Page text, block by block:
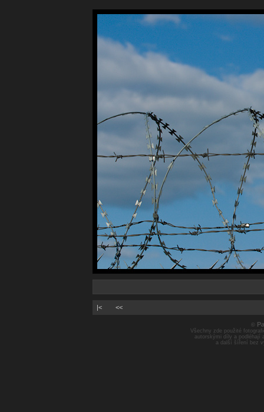
|< <<
©
Všechny zde použité
autorskými díly a podléhají
a další šíření bez